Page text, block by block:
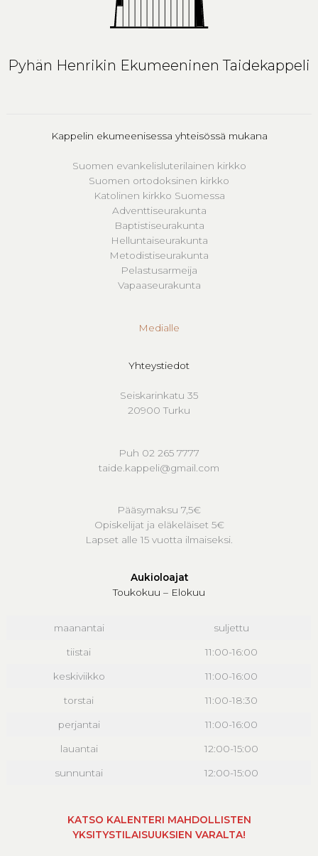
Pyhän Henrikin Ekumeeninen Taidekappeli
Kappelin ekumeenisessa yhteisössä mukana
Suomen evankelisluterilainen kirkko
Suomen ortodoksinen kirkko
Katolinen kirkko Suomessa
Adventtiseurakunta
Baptistiseurakunta
Helluntaiseurakunta
Metodistiseurakunta
Pelastusarmeija
Vapaaseurakunta
Medialle
Yhteystiedot
Seiskarinkatu 35
20900 Turku
Puh 02 265 7777
taide.kappeli@gmail.com
Pääsymaksu 7,5€
Opiskelijat ja eläkeläiset 5€
Lapset alle 15 vuotta ilmaiseksi.
Aukioloajat
Toukokuu – Elokuu
maanantai suljettu
tiistai 11:00-16:00
keskiviikko 11:00-16:00
torstai 11:00-18:30
perjantai 11:00-16:00
lauantai 12:00-15:00
sunnuntai 12:00-15:00
KATSO KALENTERI MAHDOLLISTEN
YKSITYSTILAISUUKSIEN VARALTA!